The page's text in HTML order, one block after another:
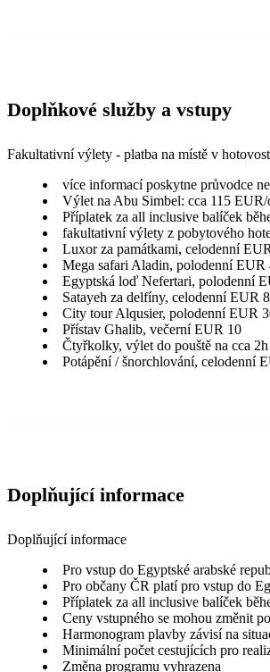
Doplňkové služby a vstupy
Fakultativní výlety - platba na místě v
více informací poskytne průvodce
Výlet na Abu Simbel: cca 115 EUR/
Příplatek za all inclusive balíček
fakultativní výlety z pobytového
Luxor za památkami, celodenní
Mega safari Aladin, polodenní EUR
Egyptská loď Nefertari, polodenní
Satayeh za delfíny, celodenní EUR
City tour Alqusier, polodenní EUR
Přístav Ghalib, večerní EUR 10
Čtyřkolky, výlet do pouště na cca
Potápění / šnorchlování, celodenní
Doplňující informace
Doplňující informace
Pro vstup do Egyptské arabské
Pro občany ČR platí pro vstup do
Příplatek za all inclusive balíček
Ceny vstupného se mohou změnit
Harmonogram plavby závisí na
Minimální počet cestujících pro
Změna programu vyhrazena